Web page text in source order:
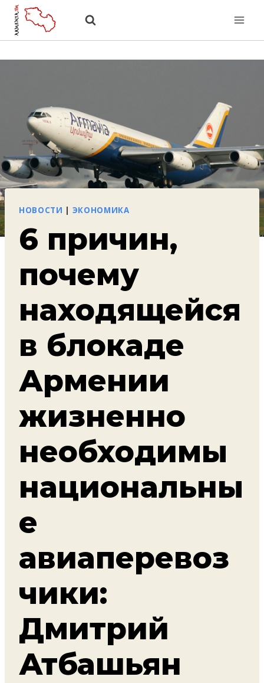
Перейти
НОВОСТИ ЭКОНОМИКА
6 причин,
почему
находящейся
в блокаде
Армении
жизненно
необходимы
национальны
е
авиаперевоз
чики:
Дмитрий
Атбашьян